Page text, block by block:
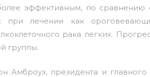
эффективным, по сравнению
при лечении как
рака легких.
группы.
Амброуз, президента и главного